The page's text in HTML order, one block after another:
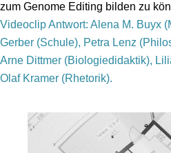
zum Genome Editing bilden zu
Videoclip Antwort: Alena M. Buyx
Gerber (Schule), Petra Lenz
Arne Dittmer (Biologiedidaktik),
Olaf Kramer (Rhetorik).